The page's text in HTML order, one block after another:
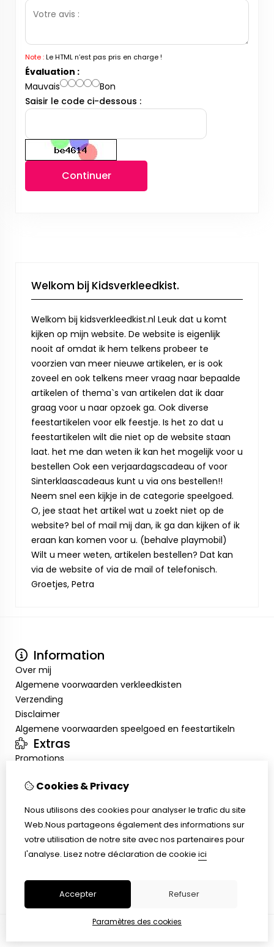
Note :Le HTML n’est pas pris en charge !
Évaluation :
Mauvais
Bon
Saisir le code ci-dessous :
Continuer
Welkom bij Kidsverkleedkist.
Welkom bij kidsverkleedkist.nl Leuk dat u komt
kijken op mijn website. De website is eigenlijk
nooit af omdat ik hem telkens probeer te
voorzien van meer nieuwe artikelen, er is ook
zoveel en ook telkens meer vraag naar bepaalde
artikelen of thema`s van artikelen dat ik daar
graag voor u naar opzoek ga. Ook diverse
feestartikelen voor elk feestje. Is het zo dat u
feestartikelen wilt die niet op de website staan
laat. het me dan weten ik kan het mogelijk voor u
bestellen Ook een verjaardagscadeau of voor
Sinterklaascadeaus kunt u via ons bestellen!!
Neem snel een kijkje in de categorie speelgoed.
O, jee staat het artikel wat u zoekt niet op de
website? bel of mail mij dan, ik ga dan kijken of ik
eraan kan komen voor u. (behalve playmobil)
Wilt u meer weten, artikelen bestellen? Dat kan
via de website of via de mail of telefonisch.
Groetjes, Petra
Information
Over mij
Algemene voorwaarden verkleedkisten
Verzending
Disclaimer
Algemene voorwaarden speelgoed en feestartikeln
Extras
Promotions
Inloggen
Service client
Retour de marchandise
Cookies & Privacy
Nous utilisons des cookies pour analyser le trafic du site
Web.Nous partageons également des informations sur
votre utilisation de notre site avec nos partenaires pour
l'analyse. Lisez notre déclaration de cookie ici
Accepter Refuser
Paramètres des cookies